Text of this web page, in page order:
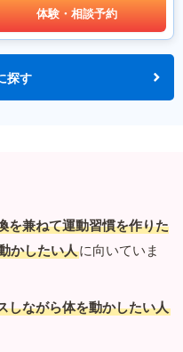
体験・相談予約
探す
を兼ねて運動習慣を作りた
かしたい人に向いていま
しながら体を動かしたい人